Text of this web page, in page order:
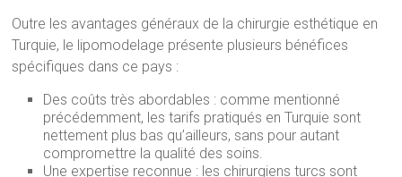
Outre les avantages généraux de la chirurgie esthétique en
Turquie, le lipomodelage présente plusieurs bénéfices
spécifiques dans ce pays :
Des coûts très abordables : comme mentionné
précédemment, les tarifs pratiqués en Turquie sont
nettement plus bas qu’ailleurs, sans pour autant
compromettre la qualité des soins.
Une expertise reconnue : les chirurgiens turcs sont